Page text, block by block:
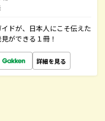
ドが、日本人にこそ伝えた
ができる１冊！
詳細を見る